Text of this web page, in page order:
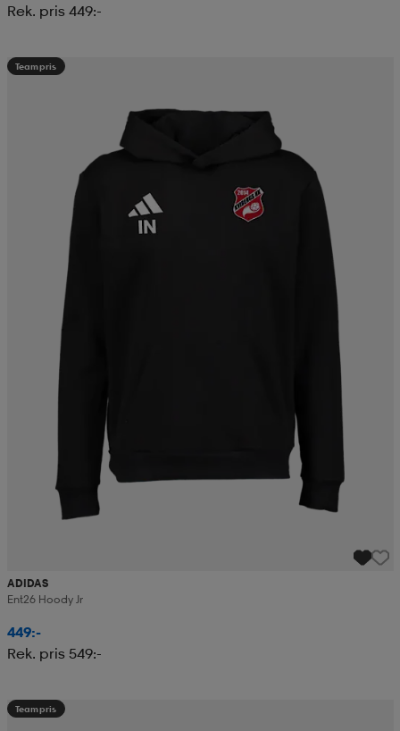
Rek. pris 449:-
Teampris
ADIDAS
Ent26 Hoody Jr
449:-
Rek. pris 549:-
Teampris